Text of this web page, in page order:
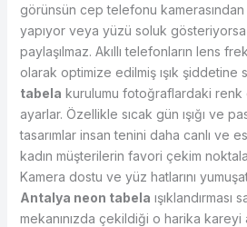
görünsün cep telefonu kamerasından
yapıyor veya yüzü soluk
paylaşılmaz. Akıllı telefonların lens
olarak optimize edilmiş ışık şiddetine
tabela kurulumu fotoğraflardaki renk
ayarlar. Özellikle sıcak gün ışığı ve
tasarımlar insan tenini daha canlı ve
kadın müşterilerin favori çekim
Kamera dostu ve yüz hatlarını
Antalya neon tabela
mekanınızda çekildiği o harika kareyi